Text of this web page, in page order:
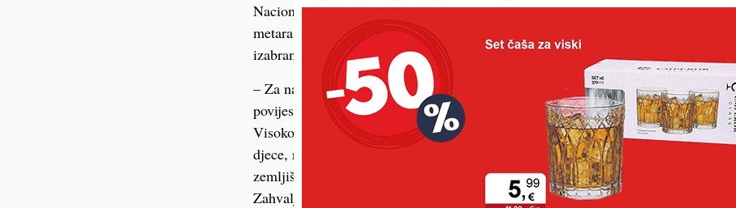
Nacionalni plan oporavka i otpornosti 2021. – 2026. Dječji vrtić Visoko površine
metara gradi se prema projektu Arisa d.o.o., a izvođač radova je Vodogradnja
izabrana u postupku javne nabave. Rok za dovršetak radova je 10 mjeseci.
– Za našu Općinu ovo je poseban dan, jer započinjemo s jednom od najvažnijih
povijesti. Naši najmlađi sugrađani sada će dobiti modernu predškolsku ustanovu u
Visokom, a roditelji sigurnost i podršku u odgoju djece. Novi vrtić moći će
djece, raspoređenih u dvije jasličke i dvije vrtićke skupine. Bit će smješten u
zemljištu koje su darovali Osnovna škola Visoko i Varaždinska županija, na
Zahvaljujem resornom ministarstvu i Vladi RH na potpori putem dodjele